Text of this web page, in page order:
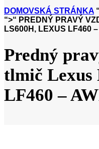
DOMOVSKÁ STRÁNKA
“>“ PREDNÝ PRAVÝ
LS600H, LEXUS LF460 –
Predný
tlmič Lexus
LF460 –